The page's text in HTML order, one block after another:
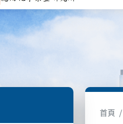
首頁